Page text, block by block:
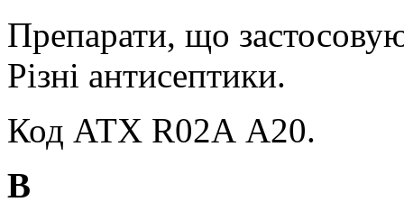
Препарати, що
Різні антисептики.
Код АТХ R02А А20.
В